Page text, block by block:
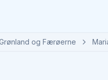
og Færøerne